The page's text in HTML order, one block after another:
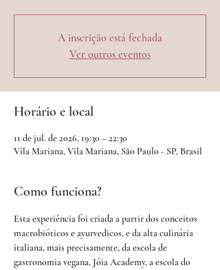
A inscrição está fechada
Ver outros eventos
Horário e local
11 de jul. de 2026, 19:30 – 22:30
Vila Mariana, Vila Mariana, São Paulo - SP, Brasil
Como funciona?
Esta experiência foi criada a partir dos conceitos
macrobióticos e ayurvedicos, e da alta culinária
italiana, mais precisamente, da escola de
gastronomia vegana, Jóia Academy, a escola do